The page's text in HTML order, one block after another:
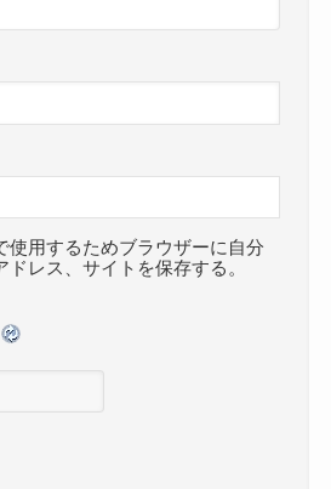
使用するためブラウザーに自分
レス、サイトを保存する。